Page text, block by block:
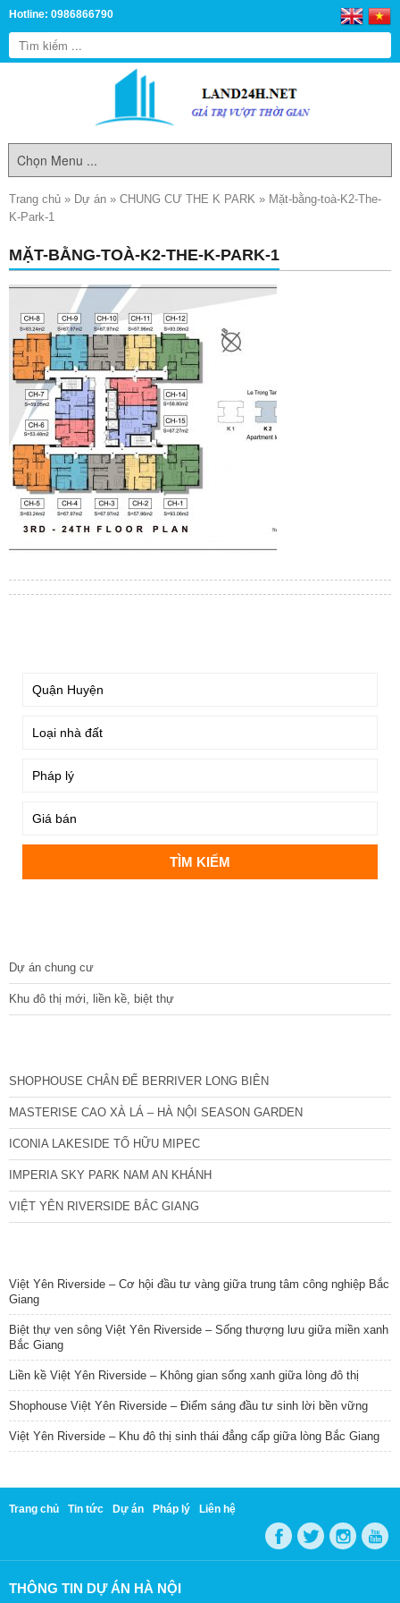
Hotline: 0986866790
Trang chủ » Dự án » CHUNG CƯ THE K PARK » Mặt-bằng-toà-K2-The-
K-Park-1
MẶT-BẰNG-TOÀ-K2-THE-K-PARK-1
Dự án chung cư
Khu đô thị mới, liền kề, biệt thự
SHOPHOUSE CHÂN ĐẾ BERRIVER LONG BIÊN
MASTERISE CAO XÀ LÁ – HÀ NỘI SEASON GARDEN
ICONIA LAKESIDE TỐ HỮU MIPEC
IMPERIA SKY PARK NAM AN KHÁNH
VIỆT YÊN RIVERSIDE BẮC GIANG
Việt Yên Riverside – Cơ hội đầu tư vàng giữa trung tâm công nghiệp Bắc
Giang
Biệt thự ven sông Việt Yên Riverside – Sống thượng lưu giữa miền xanh
Bắc Giang
Liền kề Việt Yên Riverside – Không gian sống xanh giữa lòng đô thị
Shophouse Việt Yên Riverside – Điểm sáng đầu tư sinh lời bền vững
Việt Yên Riverside – Khu đô thị sinh thái đẳng cấp giữa lòng Bắc Giang
Trang chủ Tin tức Dự án Pháp lý Liên hệ
THÔNG TIN DỰ ÁN HÀ NỘI